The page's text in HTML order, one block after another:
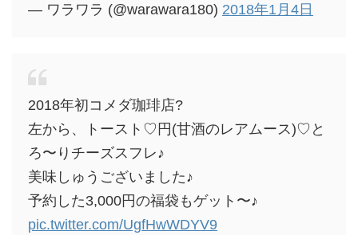
— ワラワラ (@warawara180) 2018年1月4日
2018年初コメダ珈琲店?
左から、トースト♡円(甘酒のレアムース)♡と
ろ〜りチーズスフレ♪
美味しゅうございました♪
予約した3,000円の福袋もゲット〜♪
pic.twitter.com/UgfHwWDYV9